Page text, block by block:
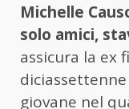
Michelle
solo amici,
assicura la ex
giovane nel